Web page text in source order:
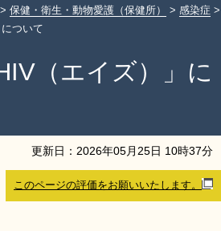
ス
組織から探す
> 保健・衛生・動物愛護（保健所） > 感染症 >
ついて
（エイズ）」に
更新日： 2026年05月 25日 10時37分
このページの評価をお願いいたします。